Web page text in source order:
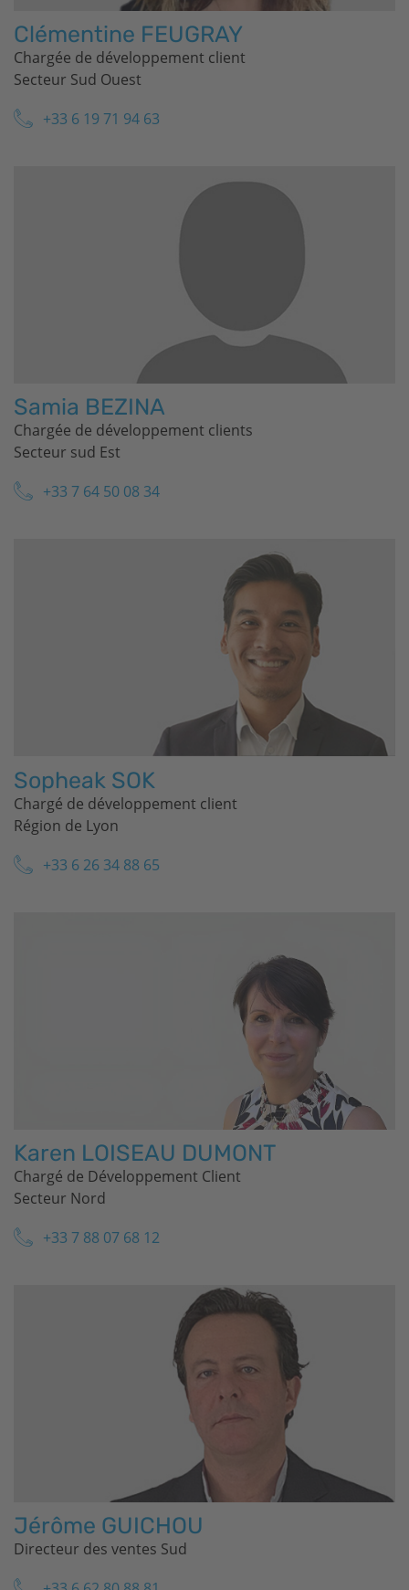
Clémentine FEUGRAY
Chargée de développement client
Secteur Sud Ouest
+33 6 19 71 94 63
Samia BEZINA
Chargée de développement clients
Secteur sud Est
+33 7 64 50 08 34
Sopheak SOK
Chargé de développement client
Région de Lyon
+33 6 26 34 88 65
Karen LOISEAU DUMONT
Chargé de Développement Client
Secteur Nord
+33 7 88 07 68 12
Jérôme GUICHOU
Directeur des ventes Sud